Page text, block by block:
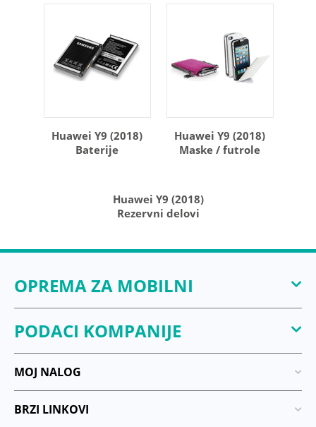
Huawei Y9 (2018)
Baterije
Huawei Y9 (2018)
Maske / futrole
Huawei Y9 (2018)
Rezervni delovi
OPREMA ZA MOBILNI
PODACI KOMPANIJE
MOJ NALOG
BRZI LINKOVI